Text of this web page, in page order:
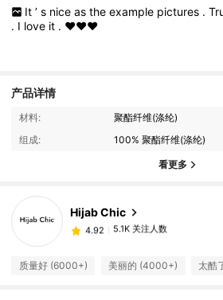
It ’ s nice as the example pictures .
. I love it . ❤️❤️❤️
产品详情
材料:
聚酯纤维(涤纶)
组成:
100% 聚酯纤维(涤纶)
看更多
Hijab Chic
4.92
5.1K 关注人数
质量好 (6000+) 美丽的 (4000+) 太酷